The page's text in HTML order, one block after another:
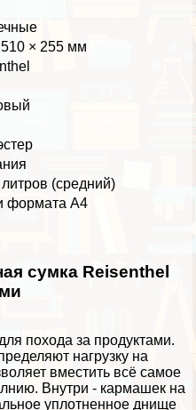
× 255 мм
(средний)
формата А4
сумка Reisenthel
похода за продуктами.
нагрузку на
вместить всё самое
Внутри - кармашек на
уплотненное днище